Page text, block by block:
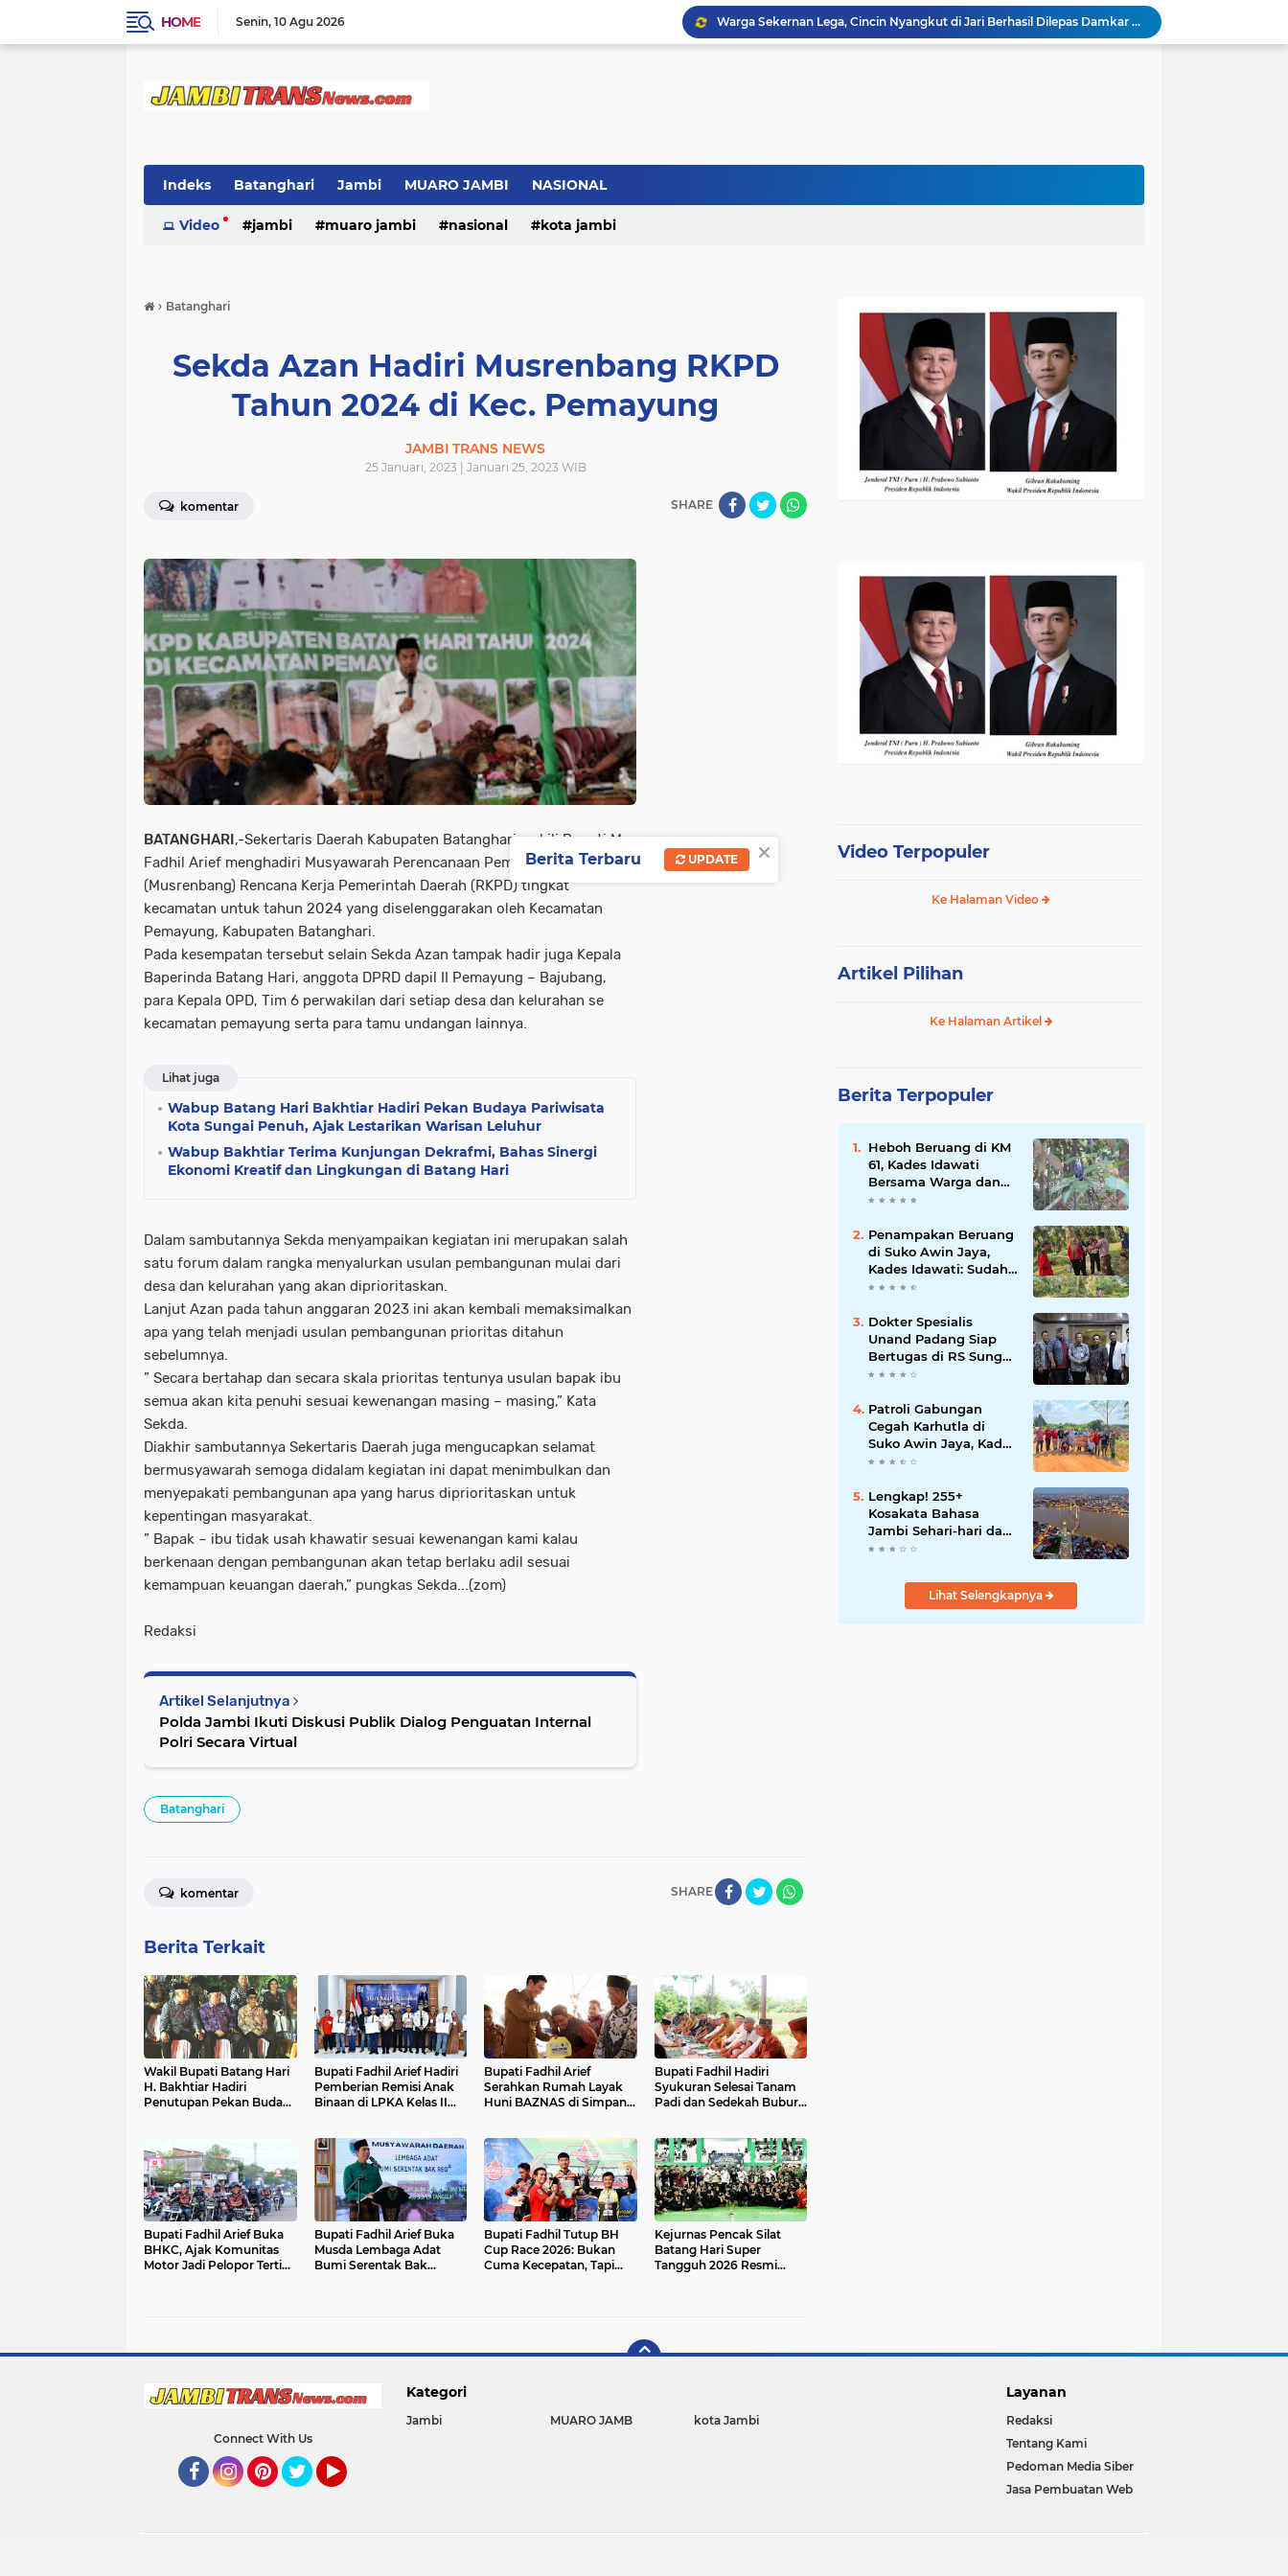
HOME Senin 10 Agu 2026
Warga Sekernan Lega, Cincin Nyangkut di Jari Berhasil Dilepas Damkar MuaroJambi
Kapolres Muaro Jambi Turun Langsung Cek Penanganan Karhutla Sungai Gelam , Kita Lakukan Langkah Penegakkan Hukum
DPRD Muaro Jambi Dorong Pemkab Kaji Ulang Rencana Pinjaman Rp200 Miliar`
Indeks Batanghari Jambi MUARO JAMBI NASIONAL
Video jambi muaro jambi nasional kota jambi
› Batanghari
Sekda Azan Hadiri Musrenbang RKPD
Tahun 2024 di Kec. Pemayung
JAMBI TRANS NEWS
25 Januari, 2023 | Januari 25, 2023 WIB
komentar SHARE
BATANGHARI,-Sekertaris Daerah Kabupaten Batanghari wakili Bupati M
Fadhil Arief menghadiri Musyawarah Perencanaan Pembangunan
(Musrenbang) Rencana Kerja Pemerintah Daerah (RKPD) tingkat
kecamatan untuk tahun 2024 yang diselenggarakan oleh Kecamatan
Pemayung, Kabupaten Batanghari.
Pada kesempatan tersebut selain Sekda Azan tampak hadir juga Kepala
Baperinda Batang Hari, anggota DPRD dapil II Pemayung – Bajubang,
para Kepala OPD, Tim 6 perwakilan dari setiap desa dan kelurahan se
kecamatan pemayung serta para tamu undangan lainnya.
Lihat juga
Wabup Batang Hari Bakhtiar Hadiri Pekan Budaya Pariwisata
Kota Sungai Penuh, Ajak Lestarikan Warisan Leluhur
Wabup Bakhtiar Terima Kunjungan Dekrafmi, Bahas Sinergi
Ekonomi Kreatif dan Lingkungan di Batang Hari
Dalam sambutannya Sekda menyampaikan kegiatan ini merupakan salah
satu forum dalam rangka menyalurkan usulan pembangunan mulai dari
desa dan kelurahan yang akan diprioritaskan.
Lanjut Azan pada tahun anggaran 2023 ini akan kembali memaksimalkan
apa yang telah menjadi usulan pembangunan prioritas ditahun
sebelumnya.
” Secara bertahap dan secara skala prioritas tentunya usulan bapak ibu
semua akan kita penuhi sesuai kewenangan masing – masing,” Kata
Sekda.
Diakhir sambutannya Sekertaris Daerah juga mengucapkan selamat
bermusyawarah semoga didalam kegiatan ini dapat menimbulkan dan
menyepakati pembangunan apa yang harus diprioritaskan untuk
kepentingan masyarakat.
” Bapak – ibu tidak usah khawatir sesuai kewenangan kami kalau
berkenaan dengan pembangunan akan tetap berlaku adil sesuai
kemampuan keuangan daerah,” pungkas Sekda...(zom)
Redaksi
Artikel Selanjutnya
Polda Jambi Ikuti Diskusi Publik Dialog Penguatan Internal
Polri Secara Virtual
Batanghari
SHARE
komentar
Berita Terkait
Wakil Bupati Batang Hari
H. Bakhtiar Hadiri
Penutupan Pekan Budaya
Bupati Fadhil Arief Hadiri
Pemberian Remisi Anak
Binaan di LPKA Kelas II
Bupati Fadhil Arief
Serahkan Rumah Layak
Huni BAZNAS di Simpang
Bupati Fadhil Hadiri
Syukuran Selesai Tanam
Padi dan Sedekah Bubur
Bupati Fadhil Arief Buka
BHKC, Ajak Komunitas
Motor Jadi Pelopor Tertib
Bupati Fadhil Arief Buka
Musda Lembaga Adat
Bumi Serentak Bak
Bupati Fadhil Tutup BH
Cup Race 2026: Bukan
Cuma Kecepatan, Tapi
Kejurnas Pencak Silat
Batang Hari Super
Tangguh 2026 Resmi
Video Terpopuler
Ke Halaman Video
Artikel Pilihan
Ke Halaman Artikel
Berita Terpopuler
Heboh Beruang di KM
61, Kades Idawati
Bersama Warga dan
BPD Turun Langsung
Penampakan Beruang
di Suko Awin Jaya,
Kades Idawati: Sudah
Lapor BKSDA Jambi
Dokter Spesialis
Unand Padang Siap
Bertugas di RS Sungai
Bahar, Bupati BBS
Patroli Gabungan
Cegah Karhutla di
Suko Awin Jaya, Kades
Idawati Gandeng PT
Lengkap! 255+
Kosakata Bahasa
Jambi Sehari-hari dan
Artinya
Lihat Selengkapnya
Connect With Us
Kategori
Jambi MUARO JAMB kota Jambi
Layanan
Redaksi
Tentang Kami
Pedoman Media Siber
Jasa Pembuatan Web
×
Berita Terbaru UPDATE